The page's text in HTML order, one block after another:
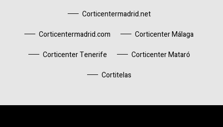
Corticentermadrid.net
Corticentermadrid.com
Corticenter Málaga
Corticenter Tenerife
Corticenter Mataró
Cortitelas